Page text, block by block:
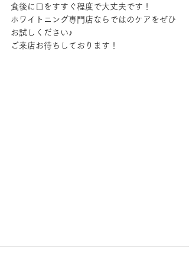
食後に口をすすぐ程度で大丈夫です！
ホワイトニング専門店ならではのケアをぜひ
お試しください♪
ご来店お待ちしております！